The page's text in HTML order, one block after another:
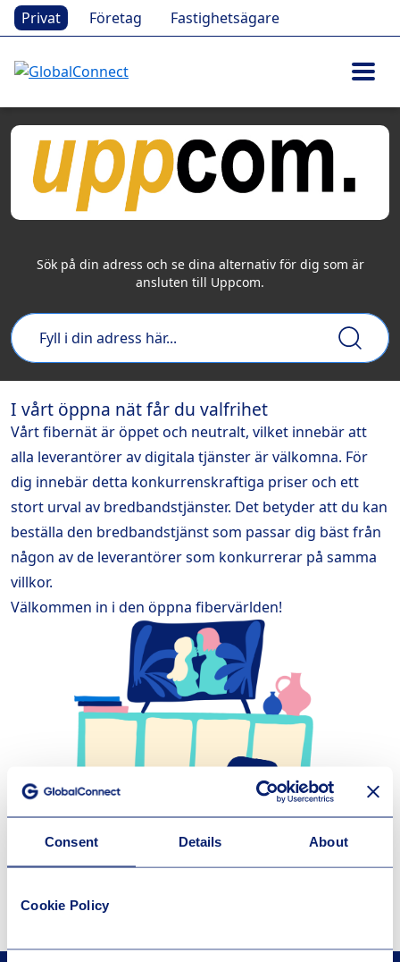
Consent Details About
Cookie Policy
Privat Företag Fastighetsägare
Sök på din adress och se dina alternativ för dig som är
ansluten till Uppcom.
I vårt öppna nät får du valfrihet
Vårt fibernät är öppet och neutralt, vilket innebär att
alla leverantörer av digitala tjänster är välkomna. För
dig innebär detta konkurrenskraftiga priser och ett
stort urval av bredbandstjänster. Det betyder att du kan
beställa den bredbandstjänst som passar dig bäst från
någon av de leverantörer som konkurrerar på samma
villkor.
Välkommen in i den öppna fibervärlden!